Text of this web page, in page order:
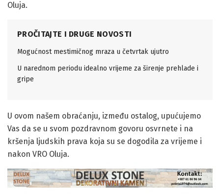
Oluja.
PROČITAJTE I DRUGE NOVOSTI
Mogućnost mestimičnog mraza u četvrtak ujutro
U narednom periodu idealno vrijeme za širenje prehlade i
gripe
U ovom našem obraćanju, između ostalog, upućujemo
Vas da se u svom pozdravnom govoru osvrnete i na
kršenja ljudskih prava koja su se dogodila za vrijeme i
nakon VRO Oluja.